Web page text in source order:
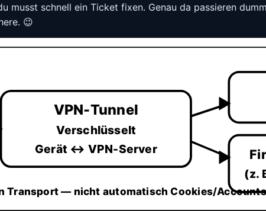
musst schnell ein Ticket fixen. Genau da passieren
😉
VPN-Tunnel
Verschlüsselt
Gerät ↔ VPN-Server
(z.
Transport — nicht automatisch Cookies/